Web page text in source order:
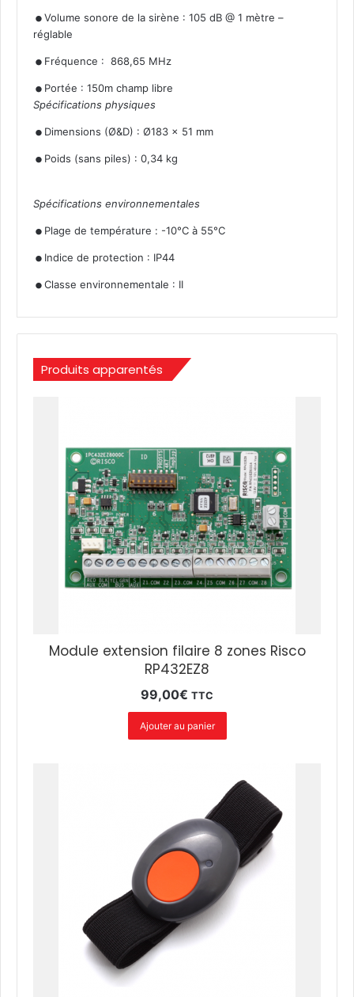
Volume sonore de la sirène : 105 dB @ 1 mètre –
réglable
.Fréquence : 868,65 MHz
. Portée : 150m champ libre
Spécifications physiques
.Dimensions (Ø&D) : Ø183 x 51 mm
. Poids (sans piles) : 0,34 kg
Spécifications environnementales
.Plage de température : -10°C à 55°C
. Indice de protection : IP44
.Classe environnementale : II
Produits apparentés
Module extension filaire 8 zones Risco
RP432EZ8
99,00€ TTC
Ajouter au panier